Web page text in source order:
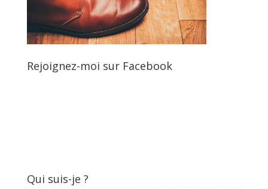
Rejoignez-moi sur Facebook
Qui suis-je ?